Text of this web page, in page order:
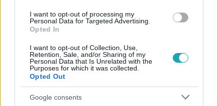
I want to opt-out of processing my
Personal Data for Targeted Advertising.
Opted In
I want to opt-out of Collection, Use,
Retention, Sale, and/or Sharing of my
Personal Data that Is Unrelated with the
Purposes for which it was collected.
Opted Out
Google consents